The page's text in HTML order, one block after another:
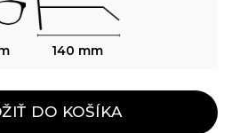
140 mm
DO KOŠÍKA